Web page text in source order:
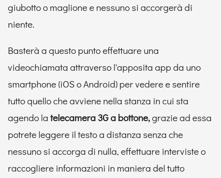
giubotto o maglione e nessuno si accorgerà di
niente.
Basterà a questo punto effettuare una
videochiamata attraverso l'apposita app da uno
smartphone (iOS o Android) per vedere e sentire
tutto quello che avviene nella stanza in cui sta
agendo la telecamera 3G a bottone,grazie ad essa
potrete leggere il testo a distanza senza che
nessuno si accorga di nulla, effettuare interviste o
raccogliere informazioni in maniera del tutto